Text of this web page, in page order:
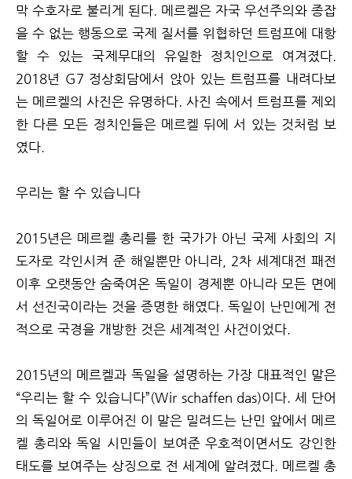
막 수호자로 불리게 된다. 메르켈은 자국 우선주의와 종잡
을 수 없는 행동으로 국제 질서를 위협하던 트럼프에 대항
할 수 있는 국제무대의 유일한 정치인으로 여겨졌다.
2018년 G7 정상회담에서 앉아 있는 트럼프를 내려다보
는 메르켈의 사진은 유명하다. 사진 속에서 트럼프를 제외
한 다른 모든 정치인들은 메르켈 뒤에 서 있는 것처럼 보
였다.
우리는 할 수 있습니다
2015년은 메르켈 총리를 한 국가가 아닌 국제 사회의 지
도자로 각인시켜 준 해일뿐만 아니라, 2차 세계대전 패전
이후 오랫동안 숨죽여온 독일이 경제뿐 아니라 모든 면에
서 선진국이라는 것을 증명한 해였다. 독일이 난민에게 전
적으로 국경을 개방한 것은 세계적인 사건이었다.
2015년의 메르켈과 독일을 설명하는 가장 대표적인 말은
“우리는 할 수 있습니다”(Wir schaffen das)이다. 세 단어
의 독일어로 이루어진 이 말은 밀려드는 난민 앞에서 메르
켈 총리와 독일 시민들이 보여준 우호적이면서도 강인한
태도를 보여주는 상징으로 전 세계에 알려졌다. 메르켈 총